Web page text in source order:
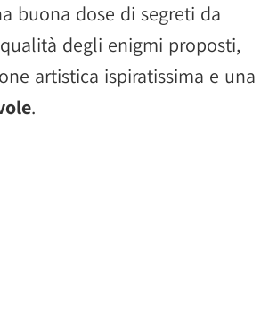
buona dose di segreti da
degli enigmi proposti,
artistica ispiratissima e una
.